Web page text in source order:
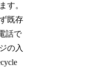
す。
既存
話で
の入